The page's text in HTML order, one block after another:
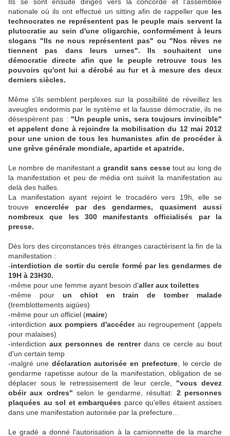
nationale où ils ont effectué un sitting afin de rappeller que les
technocrates ne représentent pas le peuple mais servent la
plutocratie au sein d'une oligarchie, conformément à leurs
slogans "Ils ne nous représentent pas" ou "Nos rêves ne
tiennent pas dans leurs urnes". Ils souhaitent une
démocratie directe afin que le peuple retrouve tous les
pouvoirs qu'ont lui a dérobé au fur et à mesure des deux
derniers siècles.
Même s'ils semblent perplexes sur la possibilité de réveillez les
aveugles endormis par le système et la fausse démocratie, ils ne
désespèrent pas : "Un peuple unis, sera toujours invincible"
et appelent donc à rejoindre la mobilisation du 12 mai 2012
pour une union de tous les humanistes afin de procéder à
une grève générale mondiale, apartide et apatride.
Le nombre de manifestant a grandit sans cessetout au long de
la manifestation et peu de média ont suiivit la manifestation au
delà des halles.
La manifestation ayant rejoint le trocadéro vers 19h, elle se
trouveencerclée par des gendarmes, quasiment aussi
nombreux que les 300 manifestants officialisés par la
presse.
Dès lors des circonstances très étranges caractérisent la fin de la
manifestation :
-interdiction de sortir du cercle formé par les gendarmes de
19H à 23H30.
-même pour une femme ayant besoin d'aller aux toilettes
-même pour un chiot en train de tomber malade
(tremblottements aigües)
-même pour un officiel (maire)
-interdiction aux pompiers d'accéderau regroupement (appels
pour malaises)
-interdiction aux personnes de rentrerdans ce cercle au bout
d'un certain temp
-malgré une déclaration autorisée en prefecture, le cercle de
gendarme rapetisse autour de la manifestation, obligation de se
déplacer sous le retressisement de leur cercle, "vous devez
obéir aux ordres" selon le gendarme, résultat: 2 personnes
plaquées au sol et embarquées parce qu'elles étaient assises
dans une manifestation autorisée par la prefecture...
Le gradé a donné l'autorisation à la camionnette de la marche